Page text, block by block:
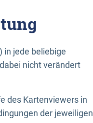
in jede beliebige
nicht verändert
des Kartenviewers in
der jeweiligen